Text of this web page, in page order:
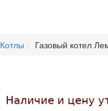
Котлы Газовый котел